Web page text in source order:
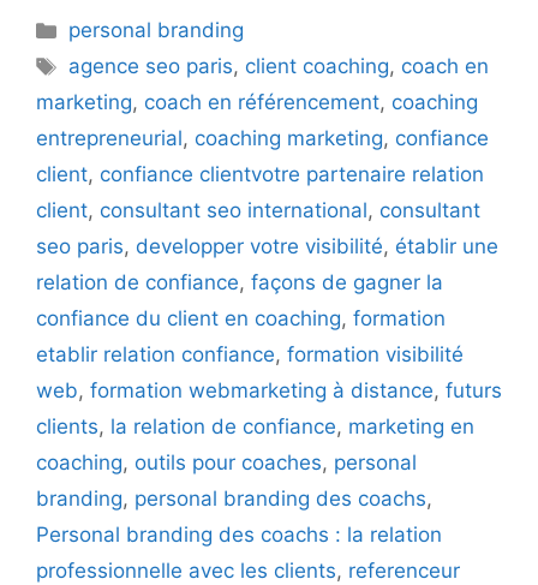
Catégories
personal branding
Étiquettes
agence seo paris, client coaching, coach en
marketing, coach en référencement, coaching
entrepreneurial, coaching marketing, confiance
client, confiance clientvotre partenaire relation
client, consultant seo international, consultant
seo paris, developper votre visibilité, établir une
relation de confiance, façons de gagner la
confiance du client en coaching, formation
etablir relation confiance, formation visibilité
web, formation webmarketing à distance, futurs
clients, la relation de confiance, marketing en
coaching, outils pour coaches, personal
branding, personal branding des coachs,
Personal branding des coachs : la relation
professionnelle avec les clients, referenceur